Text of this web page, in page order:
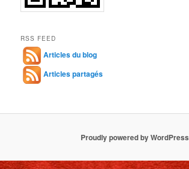
RSS FEED
Articles du blog
Articles partagés
Proudly powered by WordPress